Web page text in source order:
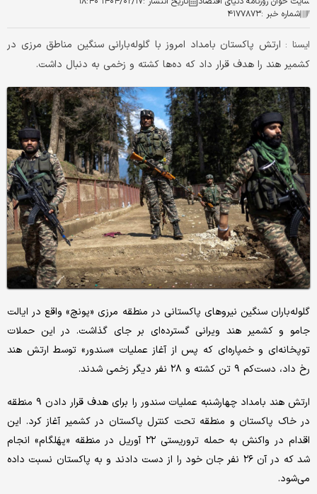
شماره خبر :۴۱۷۷۸۷۳
ايسنا : ارتش پاکستان بامداد امروز با گلوله‌بارانی سنگین مناطق مرزی در
کشمیر هند را هدف قرار داد که ده‌ها کشته و زخمی به دنبال داشت.
گلوله‌باران سنگین نیروهای پاکستانی در منطقه مرزی «پونچ» واقع در ایالت
جامو و کشمیر هند ویرانی گسترده‌ای بر جای گذاشت. در این حملات
توپخانه‌ای و خمپاره‌ای که پس از آغاز عملیات «سندور» توسط ارتش هند
رخ داد، دست‌کم ۹ تن کشته و ۲۸ نفر دیگر زخمی شدند.
ارتش هند بامداد چهارشنبه عملیات سندور را برای هدف قرار دادن ۹ منطقه
در خاک پاکستان و منطقه تحت کنترل پاکستان در کشمیر آغاز کرد. این
اقدام در واکنش به حمله تروریستی ۲۲ آوریل در منطقه «پهَلگام» انجام
شد که در آن ۲۶ نفر جان خود را از دست دادند و به پاکستان نسبت داده
می‌شود.